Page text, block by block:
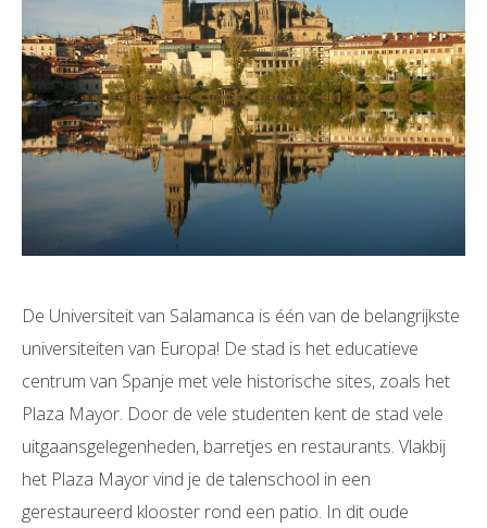
De Universiteit van Salamanca is één van de belangrijkste
universiteiten van Europa! De stad is het educatieve
centrum van Spanje met vele historische sites, zoals het
Plaza Mayor. Door de vele studenten kent de stad vele
uitgaansgelegenheden, barretjes en restaurants. Vlakbij
het Plaza Mayor vind je de talenschool in een
gerestaureerd klooster rond een patio. In dit oude